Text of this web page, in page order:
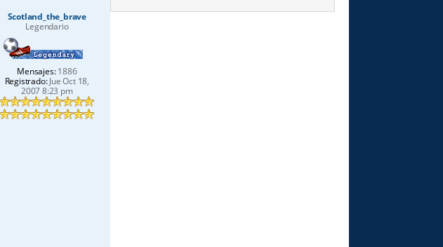
Scotland_the_brave
Legendario
Mensajes:1886
Registrado:Jue Oct 18,
2007 8:23 pm